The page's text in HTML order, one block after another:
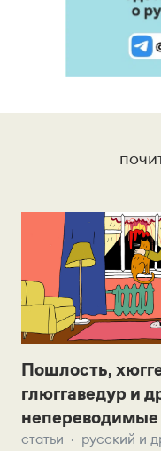
Пошлость,
глюггаведур и
непереводимые
статьи русский и